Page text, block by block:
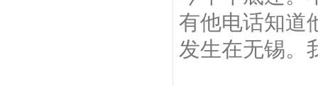
有他电话知道
发生在无锡。